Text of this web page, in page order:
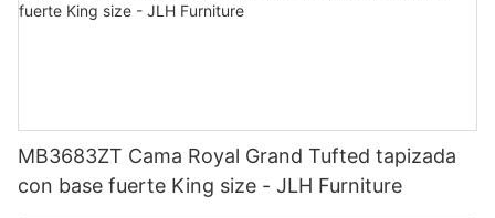
MB3683ZT Cama Royal Grand Tufted tapizada
con base fuerte King size - JLH Furniture